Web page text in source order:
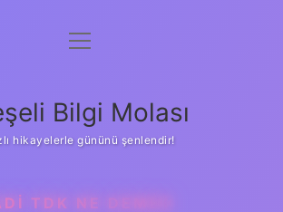
Anasayfa
Yasal Uyarı
menüyü
Bilgi Molası
hikayelerle gününü şenlendir!
TDK NE DEMEK